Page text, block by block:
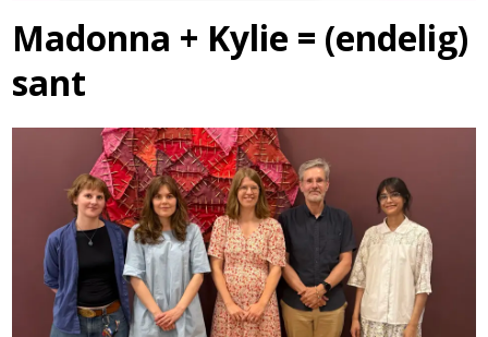
Madonna + Kylie = (endelig)
sant